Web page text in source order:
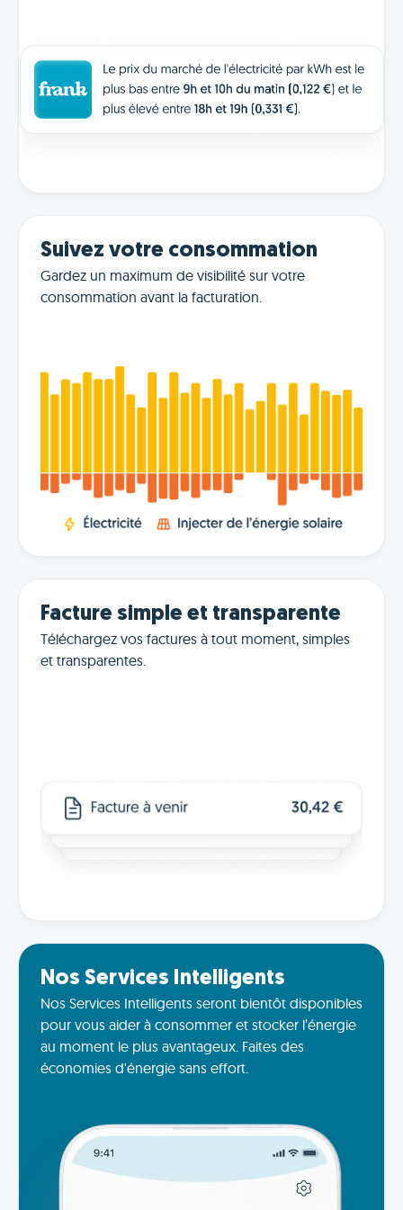
Suivez votre consommation
Gardez un maximum de visibilité sur votre
consommation avant la facturation.
Facture simple et transparente
Téléchargez vos factures à tout moment, simples
et transparentes.
Nos Services Intelligents
Nos Services Intelligents seront bientôt disponibles
pour vous aider à consommer et stocker l’énergie
au moment le plus avantageux. Faites des
économies d'énergie sans effort.